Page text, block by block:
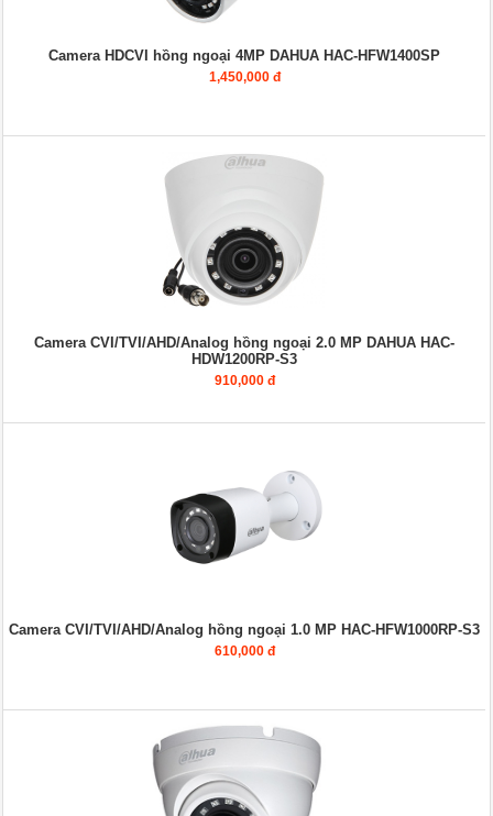
Camera HDCVI hồng ngoại 4MP DAHUA HAC-HFW1400SP
1,450,000 đ
Camera CVI/TVI/AHD/Analog hồng ngoại 2.0 MP DAHUA HAC-
HDW1200RP-S3
910,000 đ
Camera CVI/TVI/AHD/Analog hồng ngoại 1.0 MP HAC-HFW1000RP-S3
610,000 đ